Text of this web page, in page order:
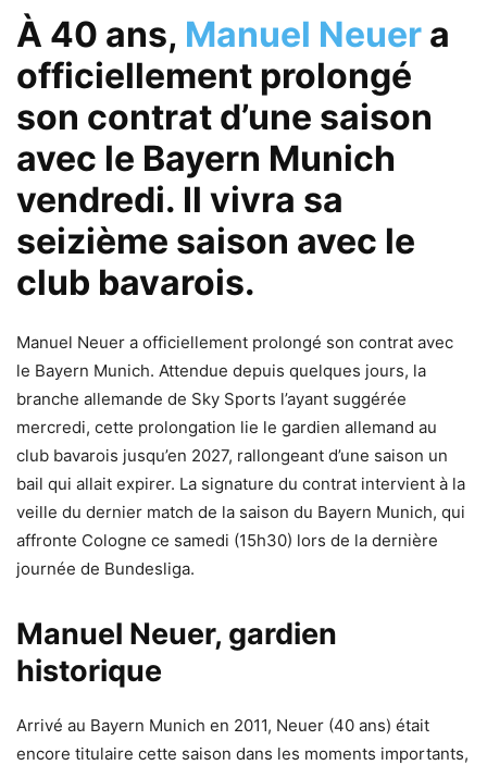
À 40 ans, Manuel Neuer a
officiellement prolongé
son contrat d’une saison
avec le Bayern Munich
vendredi. Il vivra sa
seizième saison avec le
club bavarois.
Manuel Neuer a officiellement prolongé son contrat avec
le Bayern Munich. Attendue depuis quelques jours, la
branche allemande de Sky Sports l’ayant suggérée
mercredi, cette prolongation lie le gardien allemand au
club bavarois jusqu’en 2027, rallongeant d’une saison un
bail qui allait expirer. La signature du contrat intervient à la
veille du dernier match de la saison du Bayern Munich, qui
affronte Cologne ce samedi (15h30) lors de la dernière
journée de Bundesliga.
Manuel Neuer, gardien
historique
Arrivé au Bayern Munich en 2011, Neuer (40 ans) était
encore titulaire cette saison dans les moments importants,